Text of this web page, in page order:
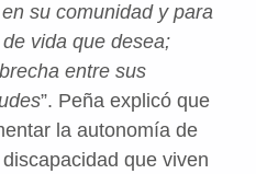
su comunidad y para
vida que desea;
entre sus
”. Peña explicó que
la autonomía de
que viven